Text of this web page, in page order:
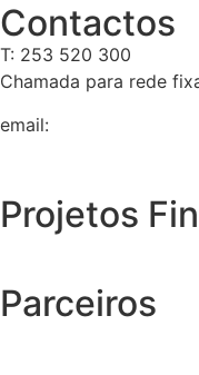
Contactos
T: 253 520 300
Chamada para rede
email:
Projetos
Parceiros